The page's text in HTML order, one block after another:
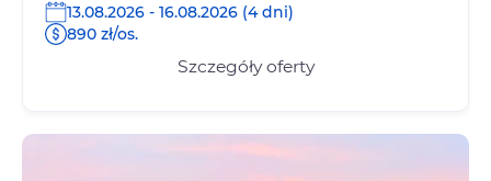
13.08.2026 - 16.08.2026 (4 dni)
890 zł/os.
Szczegóły oferty